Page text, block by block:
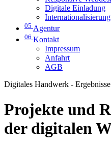
Digitale Einladung
Internationalisierung
05 Agentur
06 Kontakt
Impressum
Anfahrt
AGB
Digitales Handwerk - Ergebnisse
Projekte und
der digitalen